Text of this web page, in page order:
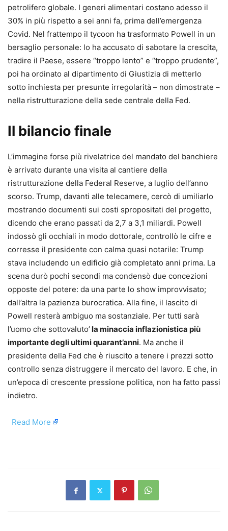
petrolifero globale. I generi alimentari costano adesso il
30% in più rispetto a sei anni fa, prima dell’emergenza
Covid. Nel frattempo il tycoon ha trasformato Powell in un
bersaglio personale: lo ha accusato di sabotare la crescita,
tradire il Paese, essere “troppo lento” e “troppo prudente”,
poi ha ordinato al dipartimento di Giustizia di metterlo
sotto inchiesta per presunte irregolarità – non dimostrate –
nella ristrutturazione della sede centrale della Fed.
Il bilancio finale
L’immagine forse più rivelatrice del mandato del banchiere
è arrivato durante una visita al cantiere della
ristrutturazione della Federal Reserve, a luglio dell’anno
scorso. Trump, davanti alle telecamere, cercò di umiliarlo
mostrando documenti sui costi spropositati del progetto,
dicendo che erano passati da 2,7 a 3,1 miliardi. Powell
indossò gli occhiali in modo dottorale, controllò le cifre e
corresse il presidente con calma quasi notarile: Trump
stava includendo un edificio già completato anni prima. La
scena durò pochi secondi ma condensò due concezioni
opposte del potere: da una parte lo show improvvisato;
dall’altra la pazienza burocratica. Alla fine, il lascito di
Powell resterà ambiguo ma sostanziale. Per tutti sarà
l’uomo che sottovaluto’la minaccia inflazionistica più
importante degli ultimi quarant’anni. Ma anche il
presidente della Fed che è riuscito a tenere i prezzi sotto
controllo senza distruggere il mercato del lavoro. E che, in
un’epoca di crescente pressione politica, non ha fatto passi
indietro.
Read More